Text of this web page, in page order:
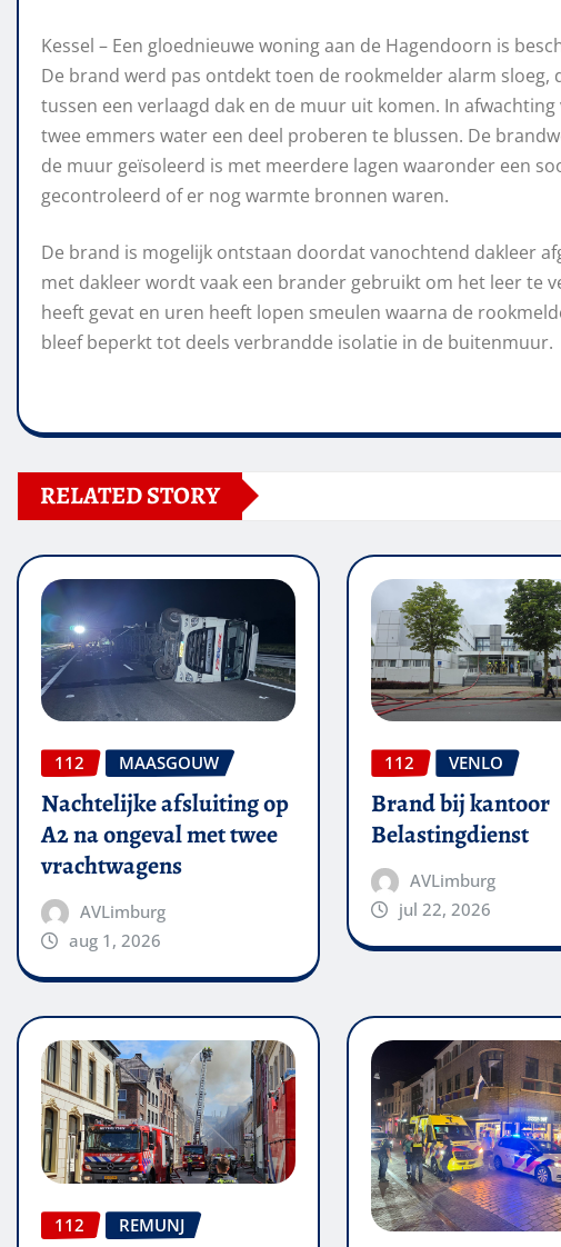
Kessel – Een gloednieuwe woning aan de Hagendoorn is
De brand werd pas ontdekt toen de rookmelder alarm
tussen een verlaagd dak en de muur uit komen. In
twee emmers water een deel proberen te blussen. De
de muur geïsoleerd is met meerdere lagen waaronder een
gecontroleerd of er nog warmte bronnen waren.
De brand is mogelijk ontstaan doordat vanochtend dakleer
met dakleer wordt vaak een brander gebruikt om het leer te
heeft gevat en uren heeft lopen smeulen waarna de
bleef beperkt tot deels verbrandde isolatie in de buitenmuur.
RELATED STORY
112 MAASGOUW
Nachtelijke afsluiting op
A2 na ongeval met twee
vrachtwagens
AVLimburg
aug 1, 2026
112 VENLO
Brand bij kantoor
Belastingdienst
AVLimburg
jul 22, 2026
112 REMUNJ